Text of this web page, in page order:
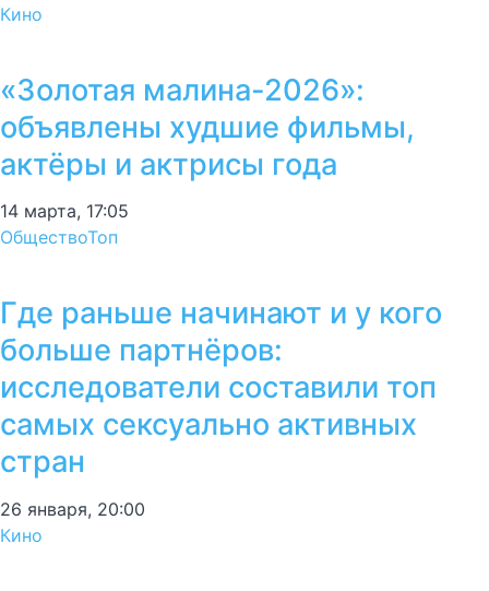
Кино
«Золотая малина-2026»:
объявлены худшие фильмы,
актёры и актрисы года
14 марта, 17:05
ОбществоТоп
Где раньше начинают и у кого
больше партнёров:
исследователи составили топ
самых сексуально активных
стран
26 января, 20:00
Кино